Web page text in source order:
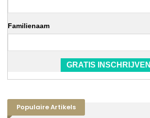
Familienaam
GRATIS INSCHRIJVEN
Populaire Artikels